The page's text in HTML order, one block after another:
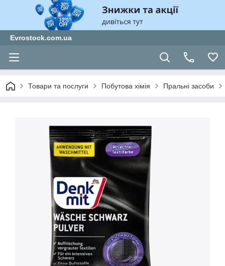
Evrostock.com.ua
Товари та послуги Побутова хімія Пральні засоби